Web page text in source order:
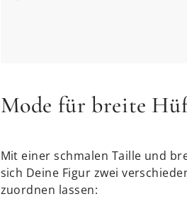
Mode für breite
Mit einer schmalen Taille und
sich Deine Figur zwei
zuordnen lassen: